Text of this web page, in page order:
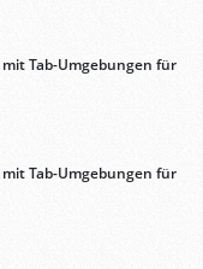
Tab-Umgebungen für
Tab-Umgebungen für